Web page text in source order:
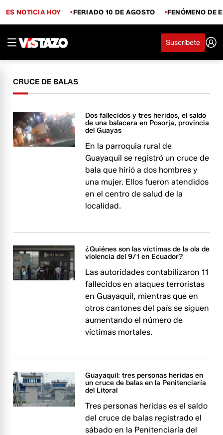
ES NOTICIA HOY FERIADO 10 DE AGOSTO FENÓMENO DE
Suscríbete
CRUCE DE BALAS
Dos fallecidos y tres heridos, el saldo
de una balacera en Posorja, provincia
del Guayas
En la parroquia rural de
Guayaquil se registró un cruce de
bala que hirió a dos hombres y
una mujer. Ellos fueron atendidos
en el centro de salud de la
localidad.
¿Quiénes son las víctimas de la ola de
violencia del 9/1 en Ecuador?
Las autoridades contabilizaron 11
fallecidos en ataques terroristas
en Guayaquil, mientras que en
otros cantones del país se siguen
aumentando el número de
víctimas mortales.
Guayaquil: tres personas heridas en
un cruce de balas en la Penitenciaría
del Litoral
Tres personas heridas es el saldo
del cruce de balas registrado el
sábado en la Penitenciaría del